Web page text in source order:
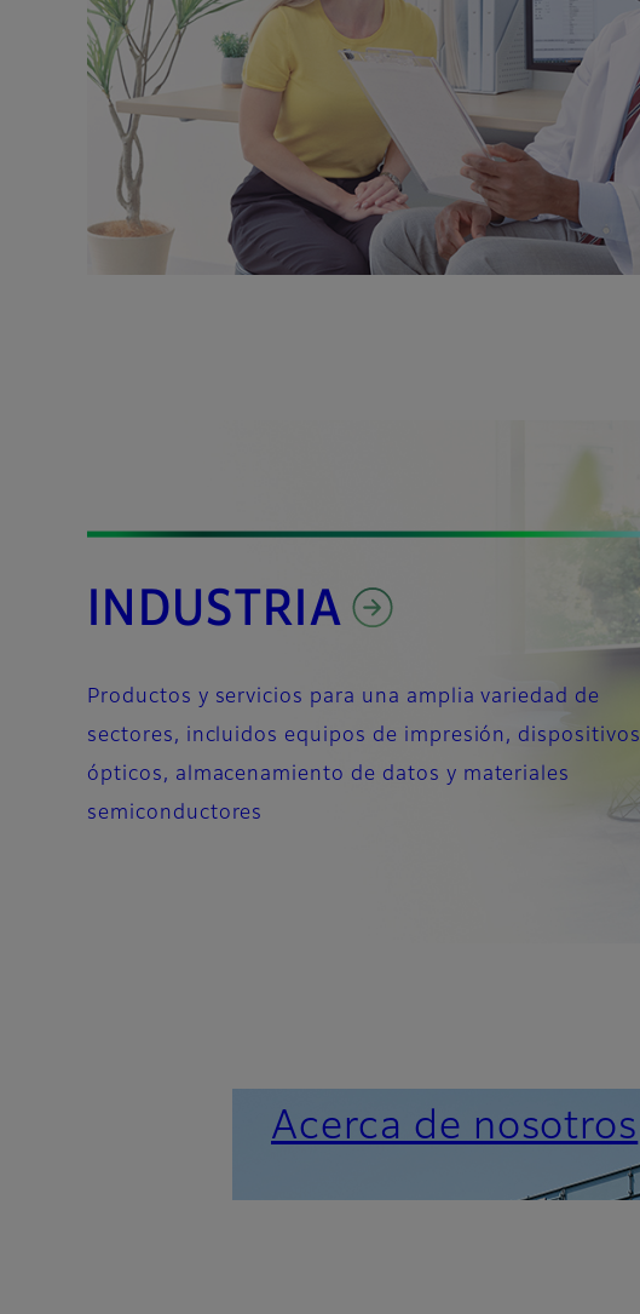
INDUSTRIA
Productos y servicios para una amplia variedad de
sectores, incluidos equipos de impresión, dispositivos
ópticos, almacenamiento de datos y materiales
semiconductores
Acerca de nosotros